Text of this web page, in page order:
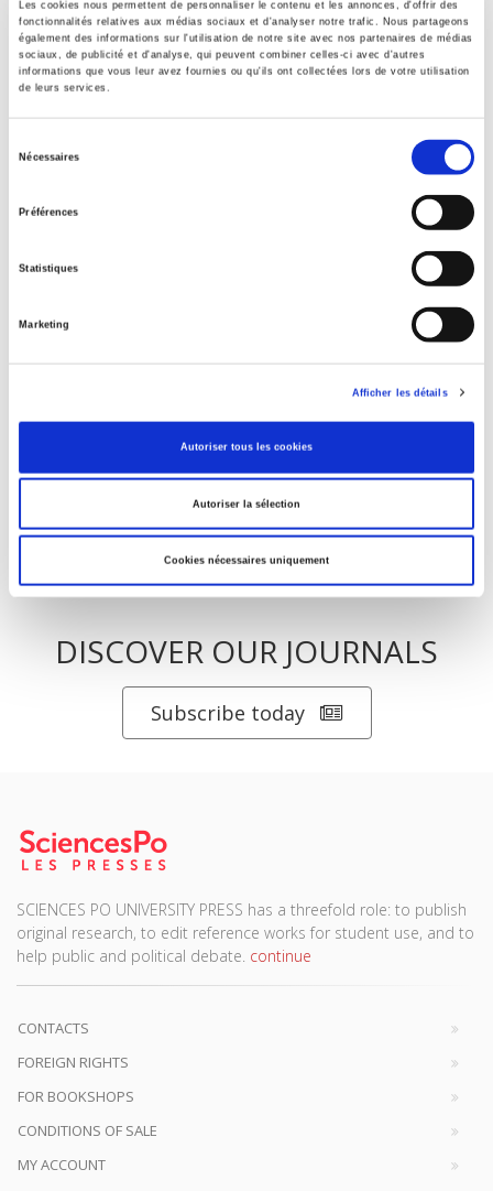
Les cookies nous permettent de personnaliser le contenu et les annonces, d'offrir des
fonctionnalités relatives aux médias sociaux et d'analyser notre trafic. Nous partageons
également des informations sur l'utilisation de notre site avec nos partenaires de médias
sociaux, de publicité et d'analyse, qui peuvent combiner celles-ci avec d'autres
informations que vous leur avez fournies ou qu'ils ont collectées lors de votre utilisation
de leurs services.
Nécessaires
Préférences
Statistiques
Marketing
Afficher les détails
Autoriser tous les cookies
Autoriser la sélection
Cookies nécessaires uniquement
La société du matching
Atlas du numérique
Des scouts en Malaisie britannique
DISCOVER OUR JOURNALS
Subscribe today
SCIENCES PO UNIVERSITY PRESS has a threefold role: to publish
original research, to edit reference works for student use, and to
help public and political debate. continue
CONTACTS
FOREIGN RIGHTS
FOR BOOKSHOPS
CONDITIONS OF SALE
MY ACCOUNT